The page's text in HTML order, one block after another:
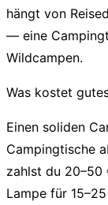
hängt von
— eine
Wildcampen.
Was kostet
Einen soliden
Campingtische
zahlst du 20–50
Lampe für